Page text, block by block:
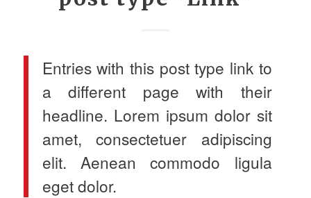
Entries with this post type link to
a different page with their
headline. Lorem ipsum dolor sit
amet, consectetuer adipiscing
elit. Aenean commodo ligula
eget dolor.